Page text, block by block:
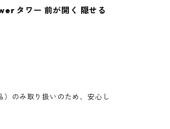
タワー 前が開く 隠せる
のみ取り扱いのため、安心し